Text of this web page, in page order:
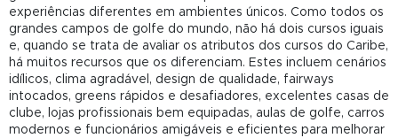
experiências diferentes em ambientes únicos. Como todos os
grandes campos de golfe do mundo, não há dois cursos iguais
e, quando se trata de avaliar os atributos dos cursos do Caribe,
há muitos recursos que os diferenciam. Estes incluem cenários
idílicos, clima agradável, design de qualidade, fairways
intocados, greens rápidos e desafiadores, excelentes casas de
clube, lojas profissionais bem equipadas, aulas de golfe, carros
modernos e funcionários amigáveis ​​e eficientes para melhorar